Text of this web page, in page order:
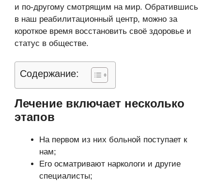
и по-другому смотрящим на мир. Обратившись
в наш реабилитационный центр, можно за
короткое время восстановить своё здоровье и
статус в обществе.
Содержание:
Лечение включает несколько
этапов
На первом из них больной поступает к
нам;
Его осматривают наркологи и другие
специалисты;